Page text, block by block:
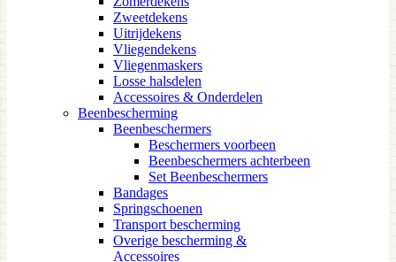
Zweetdekens
Uitrijdekens
Vliegendekens
Vliegenmaskers
Losse halsdelen
Accessoires & Onderdelen
Beenbescherming
Beenbeschermers
Beschermers voorbeen
Beenbeschermers achterbeen
Set Beenbeschermers
Bandages
Springschoenen
Transport bescherming
Overige bescherming &
Accessoires